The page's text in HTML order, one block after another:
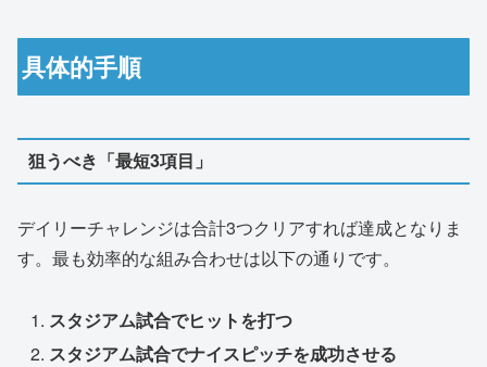
具体的手順
狙うべき「最短3項目」
デイリーチャレンジは合計3つクリアすれば達成となりま
す。最も効率的な組み合わせは以下の通りです。
スタジアム試合でヒットを打つ
スタジアム試合でナイスピッチを成功させる